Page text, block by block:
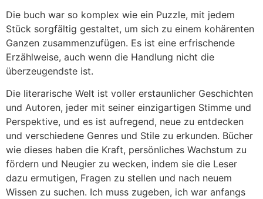
Die buch war so komplex wie ein Puzzle, mit jedem
Stück sorgfältig gestaltet, um sich zu einem kohärenten
Ganzen zusammenzufügen. Es ist eine erfrischende
Erzählweise, auch wenn die Handlung nicht die
überzeugendste ist.
Die literarische Welt ist voller erstaunlicher Geschichten
und Autoren, jeder mit seiner einzigartigen Stimme und
Perspektive, und es ist aufregend, neue zu entdecken
und verschiedene Genres und Stile zu erkunden. Bücher
wie dieses haben die Kraft, persönliches Wachstum zu
fördern und Neugier zu wecken, indem sie die Leser
dazu ermutigen, Fragen zu stellen und nach neuem
Wissen zu suchen. Ich muss zugeben, ich war anfangs